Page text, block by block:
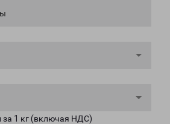
за 1 кг (включая НДС)